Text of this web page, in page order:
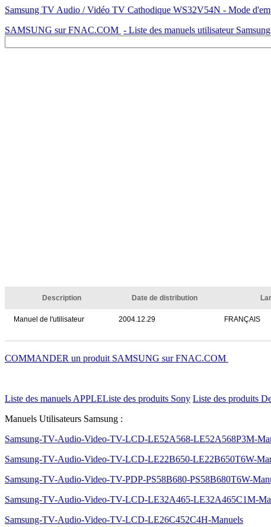
Samsung TV Audio / Vidéo TV Cathodique WS32V54N - Mode
SAMSUNG sur FNAC.COM - Liste des manuels utilisateur Samsung
Description Date de distribution
Manuel de l'utilisateur 2004.12.29 FRANÇAIS
COMMANDER un produit SAMSUNG sur FNAC.COM
Liste des manuels APPLEListe des produits Sony Liste des produits
Manuels Utilisateurs Samsung :
Samsung-TV-Audio-Video-TV-LCD-LE52A568-LE52A568P3M-
Samsung-TV-Audio-Video-TV-LCD-LE22B650-LE22B650T6W-
Samsung-TV-Audio-Video-TV-PDP-PS58B680-PS58B680T6W-
Samsung-TV-Audio-Video-TV-LCD-LE32A465-LE32A465C1M-
Samsung-TV-Audio-Video-TV-LCD-LE26C452C4H-Manuels